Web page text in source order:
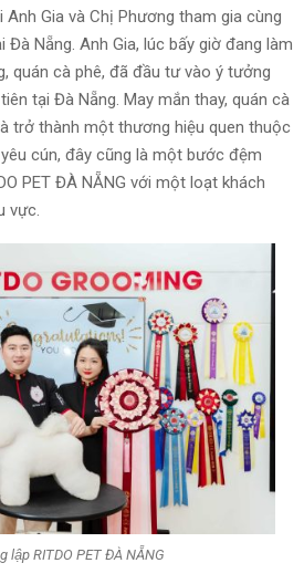
Gia và Chị Phương tham gia cùng
Nẵng. Anh Gia, lúc bấy giờ đang làm
quán cà phê, đã đầu tư vào ý tưởng
tại Đà Nẵng. May mắn thay, quán cà
trở thành một thương hiệu quen thuộc
cún, đây cũng là một bước đệm
PET ĐÀ NẴNG với một loạt khách
vực.
lập RITDO PET ĐÀ NẴNG